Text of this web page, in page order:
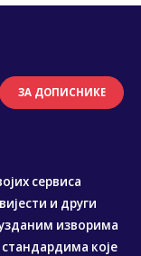
ЗА ДОПИСНИКЕ
сервиса
и други
изворима
које